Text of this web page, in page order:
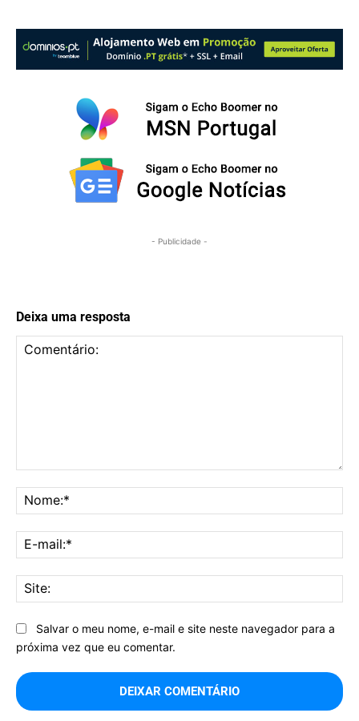
- Publicidade -
Deixa uma resposta
Salvar o meu nome, e-mail e site neste navegador para a
próxima vez que eu comentar.